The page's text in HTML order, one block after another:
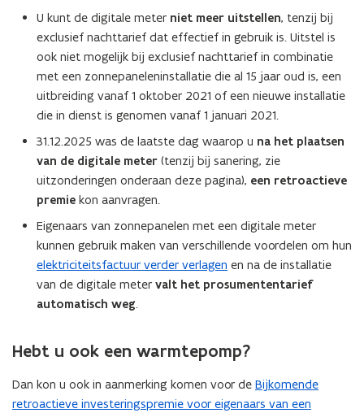
t
e
r
)
U kunt de digitale meter niet meer uitstellen, tenzij bij
exclusief nachttarief dat effectief in gebruik is. Uitstel is
ook niet mogelijk bij exclusief nachttarief in combinatie
met een zonnepaneleninstallatie die al 15 jaar oud is, een
uitbreiding vanaf 1 oktober 2021 of een nieuwe installatie
die in dienst is genomen vanaf 1 januari 2021.
31.12.2025 was de laatste dag waarop u na het plaatsen
van de digitale meter (tenzij bij sanering, zie
uitzonderingen onderaan deze pagina), een retroactieve
premie kon aanvragen.
Eigenaars van zonnepanelen met een digitale meter
kunnen gebruik maken van verschillende voordelen om hun
elektriciteitsfactuur verder verlagen en na de installatie
van de digitale meter valt het prosumententarief
automatisch weg.
Hebt u ook een warmtepomp?
Dan kon u ook in aanmerking komen voor de Bijkomende
retroactieve investeringspremie voor eigenaars van een